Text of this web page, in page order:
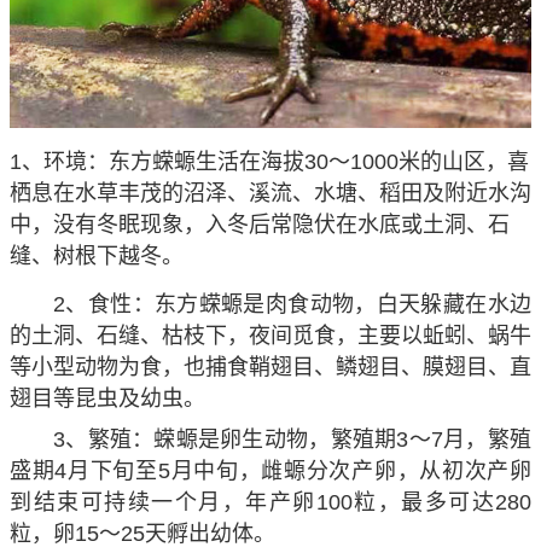
1、环境：东方蝾螈生活在海拔30～1000米的山区，喜
栖息在水草丰茂的沼泽、溪流、水塘、稻田及附近水沟
中，没有冬眠现象，入冬后常隐伏在水底或土洞、石
缝、树根下越冬。
2、食性：东方蝾螈是肉食动物，白天躲藏在水边
的土洞、石缝、枯枝下，夜间觅食，主要以蚯蚓、蜗牛
等小型动物为食，也捕食鞘翅目、鳞翅目、膜翅目、直
翅目等昆虫及幼虫。
3、繁殖：蝾螈是卵生动物，繁殖期3～7月，繁殖
盛期4月下旬至5月中旬，雌螈分次产卵，从初次产卵
到结束可持续一个月，年产卵100粒，最多可达280
粒，卵15～25天孵出幼体。